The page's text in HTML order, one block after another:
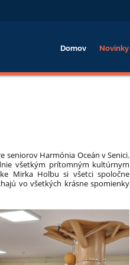
Domov Novinky
seniorov Harmónia Oceán v Senici.
všetkým prítomným kultúrnym
Mirka Holbu si všetci spoločne
vo všetkých krásne spomienky